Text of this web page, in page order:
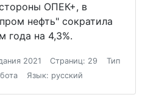
ОПЕК+, в
нефть" сократила
года на 4,3%.
2021 Страниц: 29
Тип
Язык: русский